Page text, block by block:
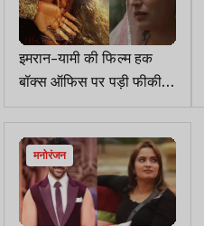
इमरान-यामी की फिल्म हक
बॉक्स ऑफिस पर पड़ी फीकी,
सोनाक्षी की ‘जटाधरा’ भी औंधे
मुंह गिरी
मनोरंजन